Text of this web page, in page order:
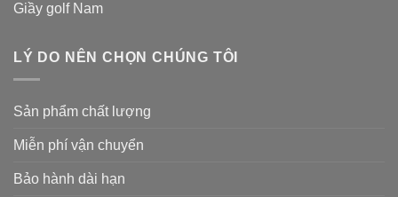
Giầy golf Nam
LÝ DO NÊN CHỌN CHÚNG TÔI
Sản phẩm chất lượng
Miễn phí vận chuyển
Bảo hành dài hạn